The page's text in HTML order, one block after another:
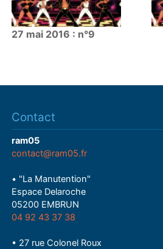
27 mai 2016 : n°9
Contact
ram05
contact@ram05.fr
• "La Manutention"
Espace Delaroche
05200 EMBRUN
04 92 43 37 38
• 27 rue Colonel Roux